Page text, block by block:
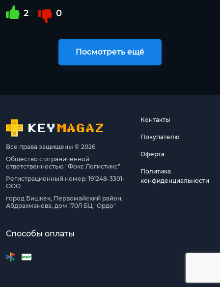
2 0
Посмотреть ещё
Все права защищены © 2026
Общество с ограниченной
ответственностью "Фокс Логистикс"
Регистрационный номер: 191248-3301-
ООО
город Бишкек, Первомайский район,
Абдрахманова, дом 170/1 БЦ "Ордо"
Контакты
Покупателю
Оферта
Политика
конфиденциальности
Способы оплаты